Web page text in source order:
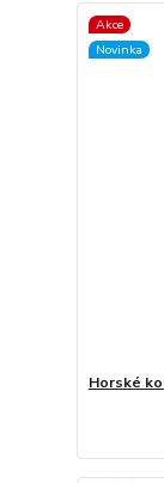
Akce
Novinka
Horské